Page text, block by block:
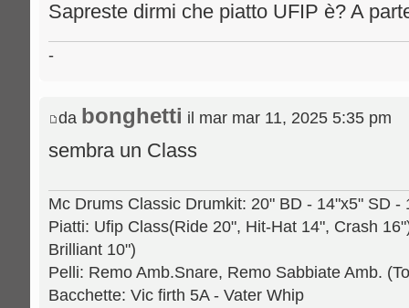
Sapreste dirmi che piatto UFIP è? A
-
da bonghetti il mar mar 11, 2025 5:35 pm
sembra un Class
Mc Drums Classic Drumkit: 20" BD - 14"x5" SD -
Piatti: Ufip Class(Ride 20", Hit-Hat 14", Crash
Brilliant 10")
Pelli: Remo Amb.Snare, Remo Sabbiate Amb.
Bacchette: Vic firth 5A - Vater Whip